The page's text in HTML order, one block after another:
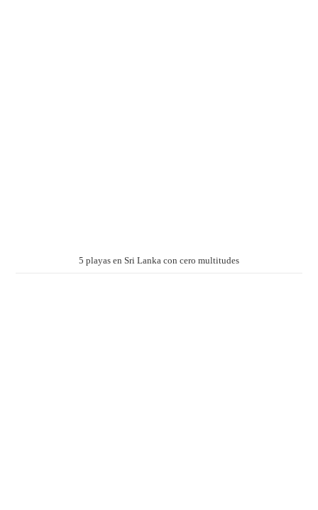
5 playas en Sri Lanka con cero multitudes